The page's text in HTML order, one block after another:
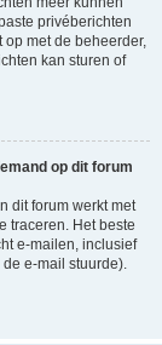
privéberichten
met de beheerder,
kan sturen of
op dit forum
dit forum werkt met
traceren. Het beste
e-mailen, inclusief
e-mail stuurde).